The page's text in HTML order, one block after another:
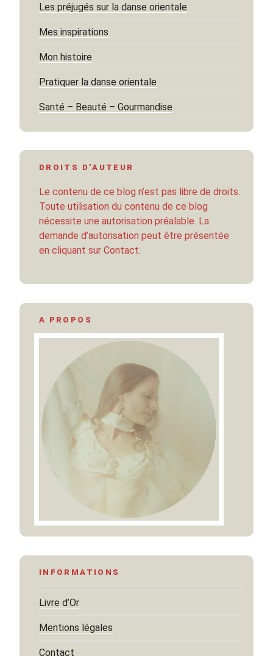
Les préjugés sur la danse orientale
Mes inspirations
Mon histoire
Pratiquer la danse orientale
Santé – Beauté – Gourmandise
DROITS D’AUTEUR
Le contenu de ce blog n’est pas libre de droits.
Toute utilisation du contenu de ce blog
nécessite une autorisation préalable. La
demande d’autorisation peut être présentée
en cliquant sur Contact.
A PROPOS
INFORMATIONS
Livre d’Or
Mentions légales
Contact